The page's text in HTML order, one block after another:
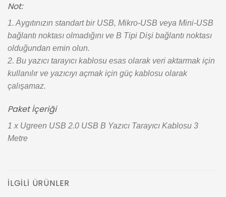
Not:
1. Aygıtınızın standart bir USB, Mikro-USB veya Mini-USB
bağlantı noktası olmadığını ve B Tipi Dişi bağlantı noktası
olduğundan emin olun.
2. Bu yazıcı tarayıcı kablosu esas olarak veri aktarmak için
kullanılır ve yazıcıyı açmak için güç kablosu olarak
çalışamaz.
Paket İçeriği
1 x Ugreen USB 2.0 USB B Yazıcı Tarayıcı Kablosu 3
Metre
İLGILI ÜRÜNLER